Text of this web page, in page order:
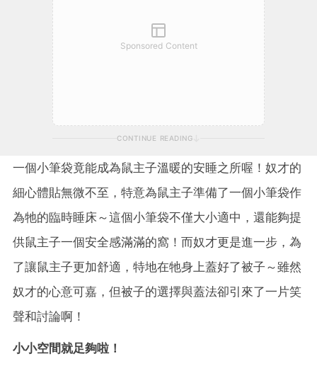
Sponsored Content
CONTINUE READING
一個小筆袋竟能成為鼠主子溫暖的安睡之所喔！奴才的
細心體貼無微不至，特意為鼠主子準備了一個小筆袋作
為牠的臨時睡床～這個小筆袋不僅大小適中，還能夠提
供鼠主子一個安全感滿滿的窩！而奴才更是進一步，為
了讓鼠主子更加舒適，特地在牠身上蓋好了被子～雖然
奴才的心意可嘉，但被子的選擇與蓋法卻引來了一片笑
聲和討論啊！
小小空間就足夠啦！